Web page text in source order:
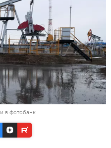
в фотобанк